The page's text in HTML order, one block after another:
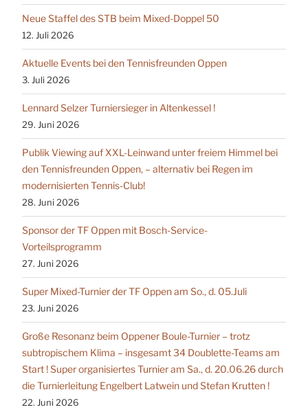
Neue Staffel des STB beim Mixed-Doppel 50
12. Juli 2026
Aktuelle Events bei den Tennisfreunden Oppen
3. Juli 2026
Lennard Selzer Turniersieger in Altenkessel !
29. Juni 2026
Publik Viewing auf XXL-Leinwand unter freiem Himmel bei
den Tennisfreunden Oppen, – alternativ bei Regen im
modernisierten Tennis-Club!
28. Juni 2026
Sponsor der TF Oppen mit Bosch-Service-
Vorteilsprogramm
27. Juni 2026
Super Mixed-Turnier der TF Oppen am So., d. 05.Juli
23. Juni 2026
Große Resonanz beim Oppener Boule-Turnier – trotz
subtropischem Klima – insgesamt 34 Doublette-Teams am
Start ! Super organisiertes Turnier am Sa., d. 20.06.26 durch
die Turnierleitung Engelbert Latwein und Stefan Krutten !
22. Juni 2026